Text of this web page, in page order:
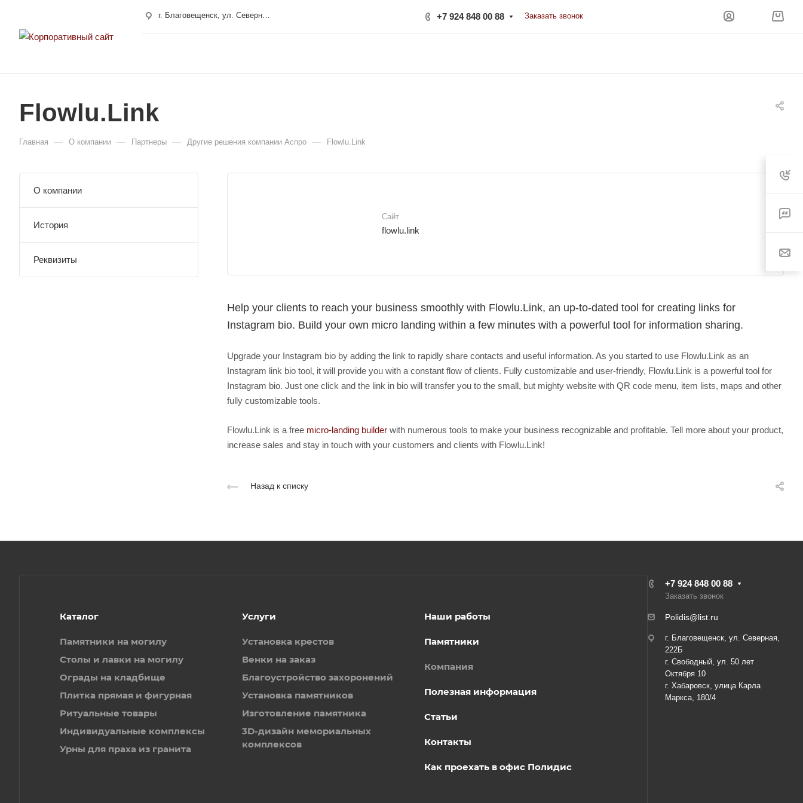
г. Благовещенск, ул. Северная, 222Б
+7 924 848 00 88 Заказать звонок
Flowlu.Link
Главная — О компании — Партнеры — Другие решения компании Аспро — Flowlu.Link
Сайт
flowlu.link
Help your clients to reach your business smoothly with Flowlu.Link, an up-to-dated tool for creating links for
Instagram bio. Build your own micro landing within a few minutes with a powerful tool for information sharing.
Upgrade your Instagram bio by adding the link to rapidly share contacts and useful information. As you started to use Flowlu.Link as an
Instagram link bio tool, it will provide you with a constant flow of clients. Fully customizable and user-friendly, Flowlu.Link is a powerful tool for
Instagram bio. Just one click and the link in bio will transfer you to the small, but mighty website with QR code menu, item lists, maps and other
fully customizable tools.
Flowlu.Link is a free micro-landing builder with numerous tools to make your business recognizable and profitable. Tell more about your product,
increase sales and stay in touch with your customers and clients with Flowlu.Link!
Назад к списку
О компании
История
Реквизиты
Каталог
Памятники на могилу
Столы и лавки на могилу
Ограды на кладбище
Плитка прямая и фигурная
Ритуальные товары
Индивидуальные комплексы
Урны для праха из гранита
Услуги
Установка крестов
Венки на заказ
Благоустройство захоронений
Установка памятников
Изготовление памятника
3D-дизайн мемориальных
комплексов
Наши работы
Памятники
Компания
Полезная информация
Статьи
Контакты
Как проехать в офис Полидис
+7 924 848 00 88
Заказать звонок
Polidis@list.ru
г. Благовещенск, ул. Северная,
222Б
г. Свободный, ул. 50 лет
Октября 10
г. Хабаровск, улица Карла
Маркса, 180/4